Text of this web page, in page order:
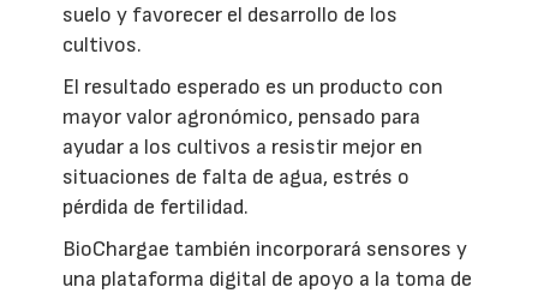
suelo y favorecer el desarrollo de los
cultivos.
El resultado esperado es un producto con
mayor valor agronómico, pensado para
ayudar a los cultivos a resistir mejor en
situaciones de falta de agua, estrés o
pérdida de fertilidad.
BioChargae también incorporará sensores y
una plataforma digital de apoyo a la toma de